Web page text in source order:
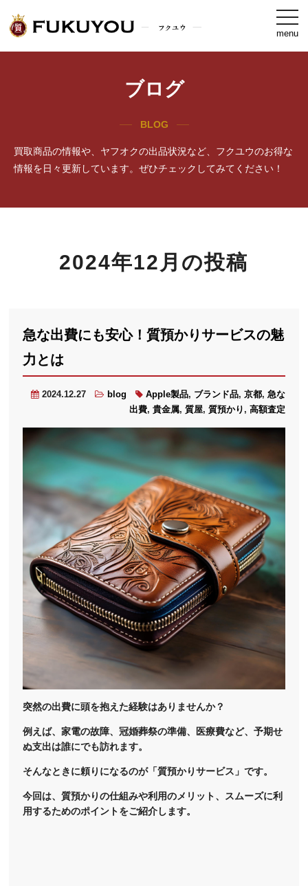
menu
ブログ
BLOG
買取商品の情報や、ヤフオクの出品状況など、フクユウのお得な
情報を日々更新しています。ぜひチェックしてみてください！
2024年12月の投稿
急な出費にも安心！質預かりサービスの魅
力とは
2024.12.27 blog Apple製品, ブランド品, 京都, 急な
出費, 貴金属, 質屋, 質預かり , 高額査定
突然の出費に頭を抱えた経験はありませんか？
例えば、家電の故障、冠婚葬祭の準備、医療費など、予期せ
ぬ支出は誰にでも訪れます。
そんなときに頼りになるのが「質預かりサービス」です。
今回は、質預かりの仕組みや利用のメリット、スムーズに利
用するためのポイントをご紹介します。